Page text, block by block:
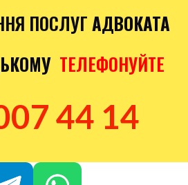
ПОСЛУГАДВОКАТА
ТЕЛЕФОНУЙТЕ
44 14